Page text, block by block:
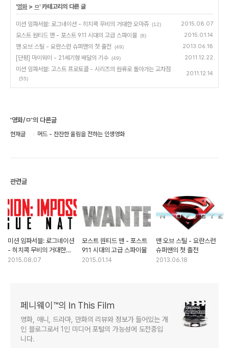
'영화> ㅁ' 카테고리의 다른 글
미션 임파서블: 로그네이션 - 히치콕 무비의 거대한 오마쥬 (12) 2015.08.07
모스트 원티드 맨 - 포스트 911 시대의 고급 스파이물 (8) 2015.01.14
맨 오브 스틸 - 요란스런 슈퍼맨의 첫 출전 (49) 2013.06.18
[단평] 마이웨이 - 21세기형 배달의 기수 (49) 2011.12.22
미션 임파서블: 고스트 프로토콜 - 시리즈의 원류로 돌아가는 교차점
(55)
2011.12.14
'영화/ㅁ'의 다른글
현재글 머드 - 잔잔한 울림을 전하는 인생영화
관련글
미션 임파서블: 로그네이션
- 히치콕 무비의 거대한
오마쥬
2015.08.07
모스트 원티드 맨 - 포스트
911 시대의 고급 스파이물
2015.01.14
맨 오브 스틸 - 요란스런
슈퍼맨의 첫 출전
2013.06.18
페니웨이™의 In This Film
영화, 애니, 드라마, 만화의 리뷰와 정보가 들어있는 개
인 블로그로서 1인 미디어 포털의 가능성에 도전중입
니다.